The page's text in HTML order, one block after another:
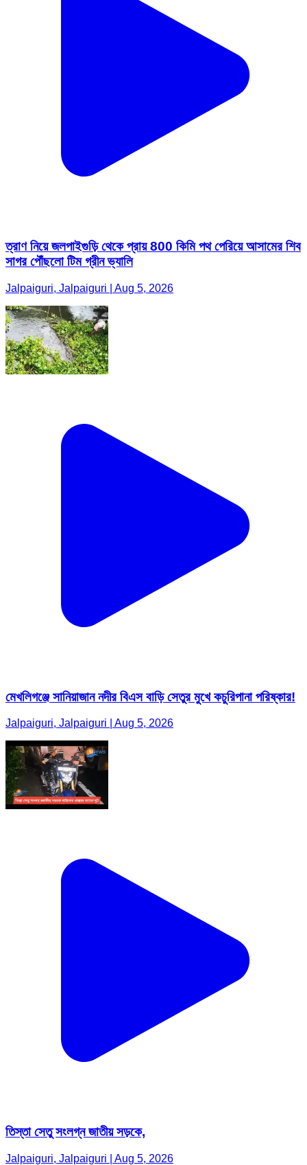
ত্রাণ নিয়ে জলপাইগুড়ি থেকে প্রায় 800 কিমি পথ পেরিয়ে আসামের শিব
সাগর পৌঁছলো টিম গ্রীন ভ্যালি
Jalpaiguri, Jalpaiguri | Aug 5, 2026
মেখলিগঞ্জে সানিয়াজান নদীর বিএস বাড়ি সেতুর মুখে কচুরিপানা পরিষ্কার!
Jalpaiguri, Jalpaiguri | Aug 5, 2026
তিস্তা সেতু সংলগ্ন জাতীয় সড়কে,
Jalpaiguri, Jalpaiguri | Aug 5, 2026